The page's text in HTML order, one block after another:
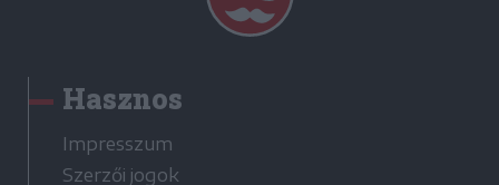
Hasznos
Impresszum
Szerzői jogok